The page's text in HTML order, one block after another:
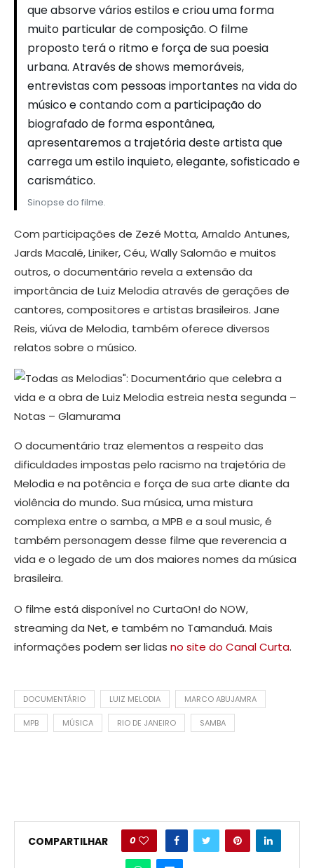
que absorve vários estilos e criou uma forma
muito particular de composição. O filme
proposto terá o ritmo e força de sua poesia
urbana. Através de shows memoráveis,
entrevistas com pessoas importantes na vida do
músico e contando com a participação do
biografado de forma espontânea,
apresentaremos a trajetória deste artista que
carrega um estilo inquieto, elegante, sofisticado e
carismático.
Sinopse do filme.
Com participações de Zezé Motta, Arnaldo Antunes,
Jards Macalé, Liniker, Céu, Wally Salomão e muitos
outros, o documentário revela a extensão da
importância de Luiz Melodia através de gerações de
cantores, compositores e artistas brasileiros. Jane
Reis, viúva de Melodia, também oferece diversos
relatos sobre o músico.
O documentário traz elementos a respeito das
dificuldades impostas pelo racismo na trajetória de
Melodia e na potência e força de sua arte diante da
violência do mundo. Sua música, uma mistura
complexa entre o samba, a MPB e a soul music, é
também personagem desse filme que reverencia a
vida e o legado de um dos maiores nomes da música
brasileira.
O filme está disponível no CurtaOn! do NOW,
streaming da Net, e também no Tamanduá. Mais
informações podem ser lidas no site do Canal Curta.
DOCUMENTÁRIO LUIZ MELODIA MARCO ABUJAMRA
MPB MÚSICA RIO DE JANEIRO SAMBA
COMPARTILHAR 0